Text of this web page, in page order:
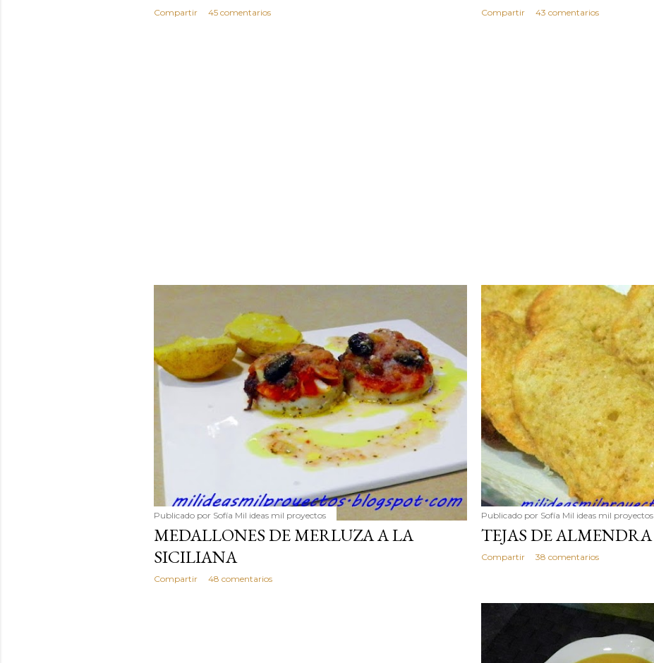
Compartir 45 comentarios Compartir 43 comentarios
Publicado por Sofía Mil ideas mil proyectos
MEDALLONES DE MERLUZA A LA
SICILIANA
Compartir 48 comentarios
Publicado por Sofía Mil ideas mil proyectos
TEJAS DE ALMENDRA
Compartir 38 comentarios